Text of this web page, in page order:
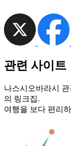
관련 사이트
나스시오바라시
의 링크집.
여행을 보다 편리